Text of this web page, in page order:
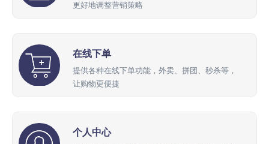
更好地调整营销策略
在线下单
提供各种在线下单功能，外卖、拼团、秒杀等，
让购物更便捷
个人中心